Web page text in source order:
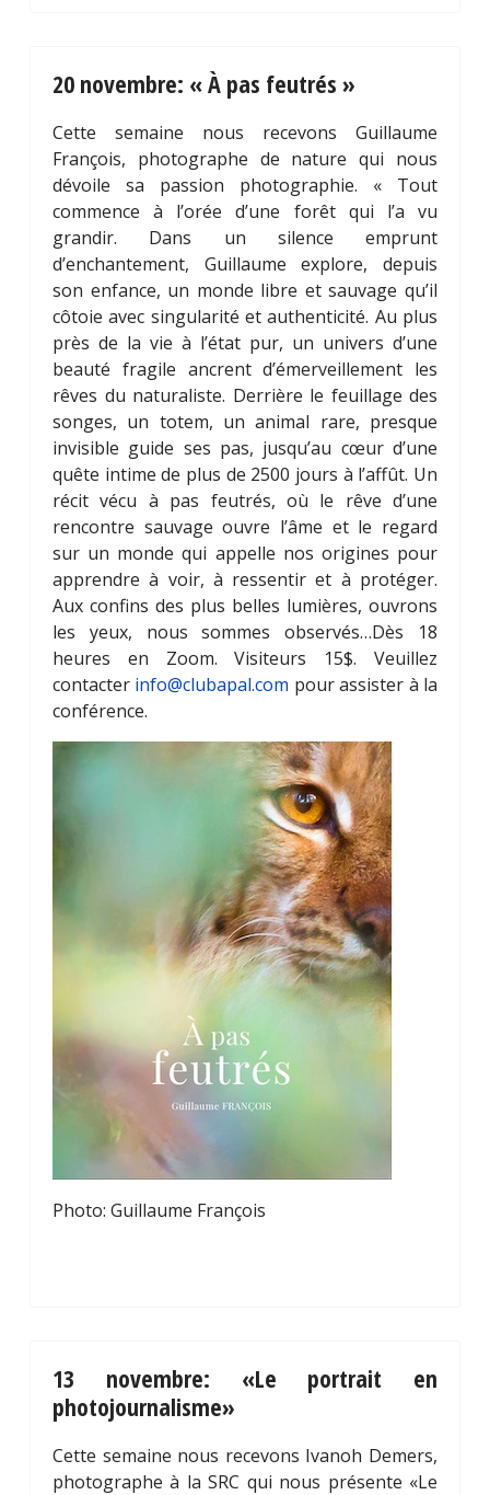
20 novembre: « À pas feutrés »
Cette semaine nous recevons Guillaume
François, photographe de nature qui nous
dévoile sa passion photographie. « Tout
commence à l’orée d’une forêt qui l’a vu
grandir. Dans un silence emprunt
d’enchantement, Guillaume explore, depuis
son enfance, un monde libre et sauvage qu’il
côtoie avec singularité et authenticité. Au plus
près de la vie à l’état pur, un univers d’une
beauté fragile ancrent d’émerveillement les
rêves du naturaliste. Derrière le feuillage des
songes, un totem, un animal rare, presque
invisible guide ses pas, jusqu’au cœur d’une
quête intime de plus de 2500 jours à l’affût. Un
récit vécu à pas feutrés, où le rêve d’une
rencontre sauvage ouvre l’âme et le regard
sur un monde qui appelle nos origines pour
apprendre à voir, à ressentir et à protéger.
Aux confins des plus belles lumières, ouvrons
les yeux, nous sommes observés…Dès 18
heures en Zoom. Visiteurs 15$. Veuillez
contacter info@clubapal.com pour assister à la
conférence.
Photo: Guillaume François
13 novembre: «Le portrait en
photojournalisme»
Cette semaine nous recevons Ivanoh Demers,
photographe à la SRC qui nous présente «Le